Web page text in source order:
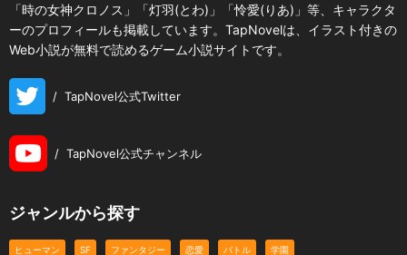
「時の女神クロノス」「灯羽(とわ)」「怜愛(りあ)」等、キャラクタ
ーのプロフィールも掲載しています。TapNovelは、イラスト付きの
Web小説が無料で読めるゲーム小説サイトです。
/ TapNovel公式Twitter
/ TapNovel公式チャンネル
ジャンルから探す
ヒューマン SF ファンタジー 恋愛 バトル 学園